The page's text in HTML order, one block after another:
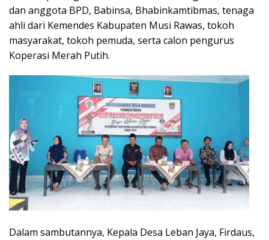
dan anggota BPD, Babinsa, Bhabinkamtibmas, tenaga
ahli dari Kemendes Kabupaten Musi Rawas, tokoh
masyarakat, tokoh pemuda, serta calon pengurus
Koperasi Merah Putih.
Dalam sambutannya, Kepala Desa Leban Jaya, Firdaus,